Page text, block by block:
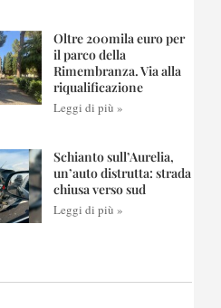
Oltre 200mila euro per
il parco della
Rimembranza. Via alla
riqualificazione
Leggi di più »
Schianto sull’Aurelia,
un’auto distrutta: strada
chiusa verso sud
Leggi di più »